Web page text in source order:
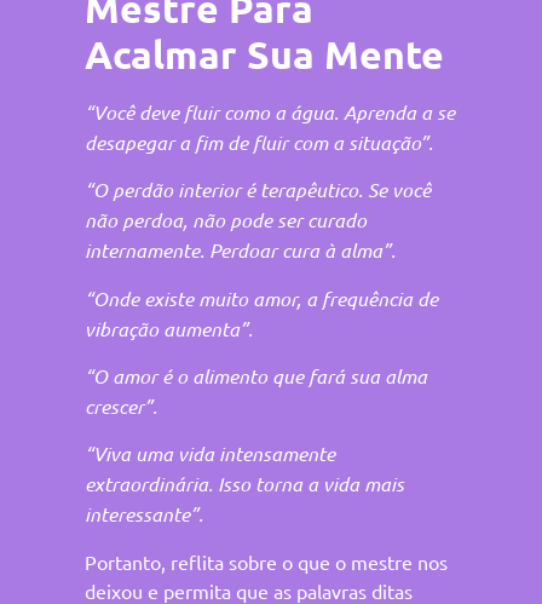
Acalmar Sua Mente
“Você deve fluir como a água. Aprenda a se
desapegar a fim de fluir com a situação”.
“O perdão interior é terapêutico. Se você
não perdoa, não pode ser curado
internamente. Perdoar cura à alma”.
“Onde existe muito amor, a frequência de
vibração aumenta”.
“O amor é o alimento que fará sua alma
crescer”.
“Viva uma vida intensamente
extraordinária. Isso torna a vida mais
interessante”.
Portanto, reflita sobre o que o mestre nos
deixou e permita que as palavras ditas